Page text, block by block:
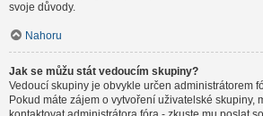
svoje důvody.
Nahoru
Jak se můžu stát vedoucím skupiny?
Vedoucí skupiny je obvykle určen administrátorem
Pokud máte zájem o vytvoření uživatelské skupiny,